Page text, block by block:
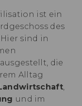
ist ein
des
sind in
die
Alltag
,
und im